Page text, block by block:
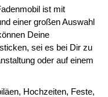
ist mit
einer großen Auswahl
Deine
sei es bei Dir zu
oder auf einem
Hochzeiten, Feste,